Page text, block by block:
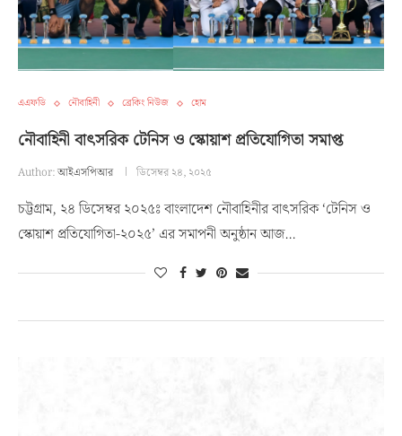
এএফডি নৌবাহিনী ব্রেকিং নিউজ হোম
নৌবাহিনী বাৎসরিক টেনিস ও স্কোয়াশ প্রতিযোগিতা সমাপ্ত
Author:আইএসপিআর ডিসেম্বর ২৪, ২০২৫
চট্টগ্রাম, ২৪ ডিসেম্বর ২০২৫ঃ বাংলাদেশ নৌবাহিনীর বাৎসরিক ‘টেনিস ও
স্কোয়াশ প্রতিযোগিতা-২০২৫’ এর সমাপনী অনুষ্ঠান আজ…